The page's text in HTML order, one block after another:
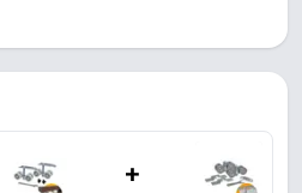
e janelas.
com acabamento pintura
e durável no uso diário.
+